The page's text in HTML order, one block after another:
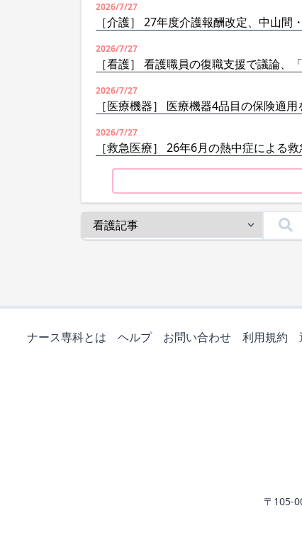
2026/7/27
［介護］ 27年度介護報酬改定、中山
2026/7/27
［看護］ 看護職員の復職支援で議論
2026/7/27
［医療機器］ 医療機器4品目の保険適
2026/7/27
［救急医療］ 26年6月の熱中症による
ナース専科とは ヘルプ お問い合わせ 利用規約
〒105-